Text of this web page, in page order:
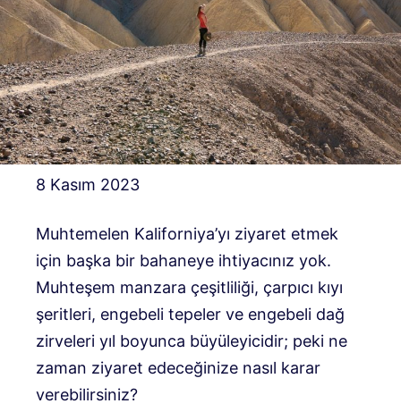
8 Kasım 2023
Muhtemelen Kaliforniya’yı ziyaret etmek
için başka bir bahaneye ihtiyacınız yok.
Muhteşem manzara çeşitliliği, çarpıcı kıyı
şeritleri, engebeli tepeler ve engebeli dağ
zirveleri yıl boyunca büyüleyicidir; peki ne
zaman ziyaret edeceğinize nasıl karar
verebilirsiniz?